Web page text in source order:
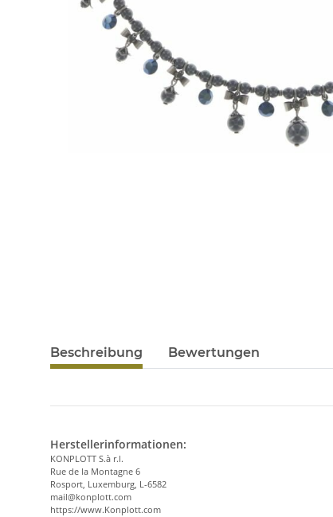
Beschreibung Bewertungen
Herstellerinformationen:
KONPLOTT S.à r.l.
Rue de la Montagne 6
Rosport, Luxemburg, L-6582
mail@konplott.com
https://www.Konplott.com